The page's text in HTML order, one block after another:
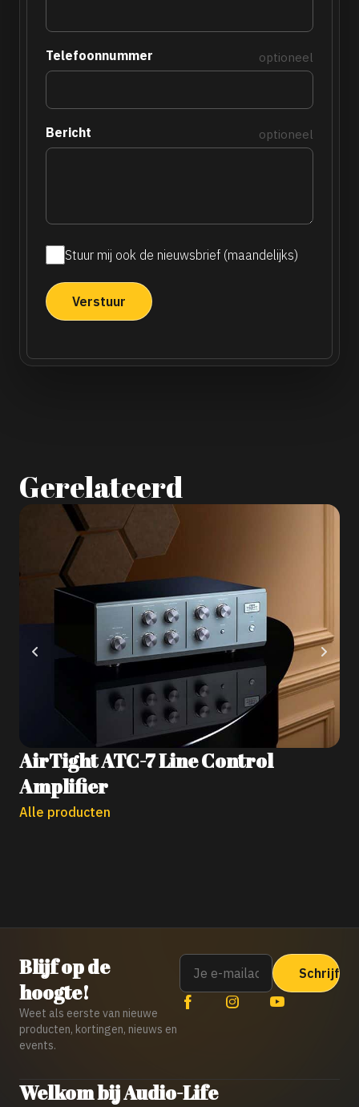
Telefoonnummer optioneel
Bericht optioneel
Maandelijkse
nieuwsbrief
Stuur mij ook de nieuwsbrief (maandelijks)
Gerelateerd
AirTight ATC-7 Line Control
Amplifier
Alle producten
Blijf op de
hoogte!
Weet als eerste van nieuwe
producten, kortingen, nieuws en
events.
Email
Welkom bij Audio-Life